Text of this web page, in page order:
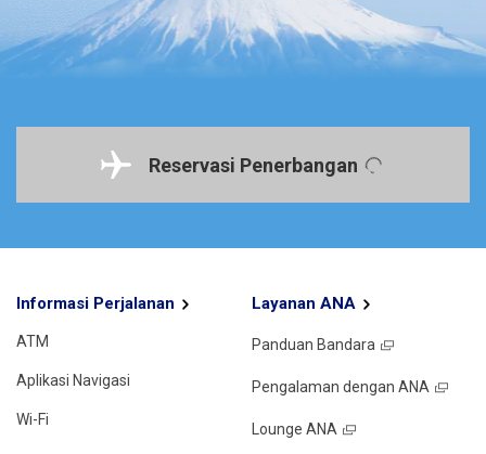
Reservasi Penerbangan
Informasi Perjalanan
ATM
Aplikasi Navigasi
Wi-Fi
Layanan ANA
Panduan Bandara
Pengalaman dengan ANA
Lounge ANA